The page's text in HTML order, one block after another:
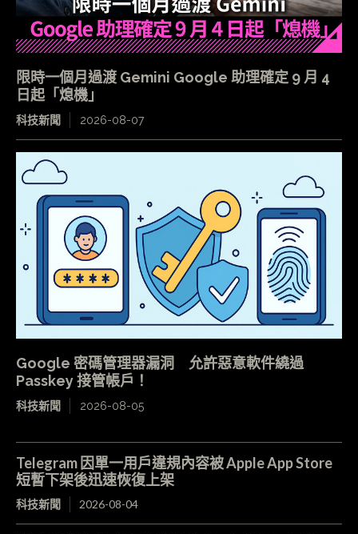
限時一個月過渡 Gemini Google 助理確定 9 月 4
日起「熄機」
科技新聞 2026-08-07
Google 密碼管理器漏洞 允許惡意軟件繞過
Passkey 接管帳戶！
科技新聞 2026-08-05
Telegram 因單一用戶違規內容被 Apple App Store
短暫下架後迅速恢復上架
科技新聞 2026-08-04